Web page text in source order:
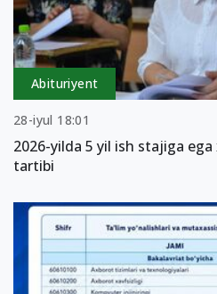
Abituriyent
28-iyul 18:01
2026-yilda 5 yil ish stajiga
tartibi